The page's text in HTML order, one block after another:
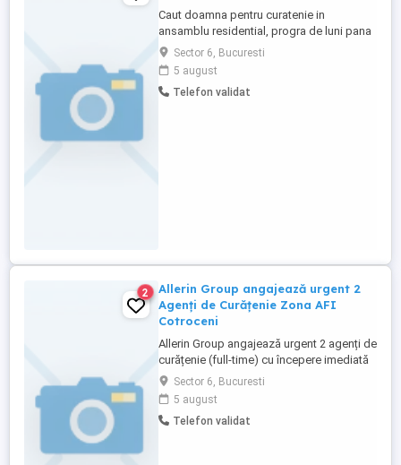
Caut doamna pentru curatenie in
ansamblu residential, progra de luni pana
vineri, 8 ore zi . Nu se lucreaza cu zona de
gunoi menajer.
Sector 6, Bucuresti
5 august
Telefon validat
2
Allerin Group angajează urgent 2
Agenți de Curățenie Zona AFI
Cotroceni
Allerin Group angajează urgent 2 agenți de
curățenie (full-time) cu începere imediată
pentru locația din zona AFI Palace
Cotroceni, București. Oferta noastră: -
Salariu net: 3.200 lei - Contract de muncă
(full-time) - Mediu de lucru stabil și
Sector 6, Bucuresti
5 august
Telefon validat